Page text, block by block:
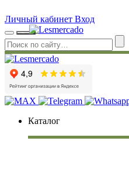
Личный кабинет Вход
Каталог